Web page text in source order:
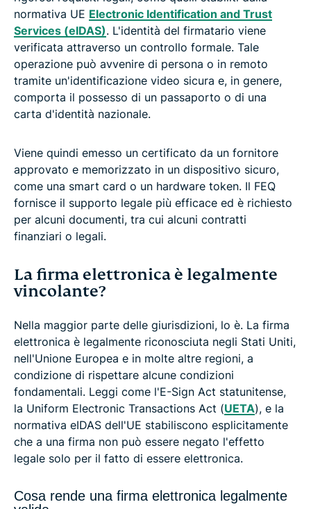
normativa UE Electronic Identification and Trust
Services (eIDAS). L'identità del firmatario viene
verificata attraverso un controllo formale. Tale
operazione può avvenire di persona o in remoto
tramite un'identificazione video sicura e, in genere,
comporta il possesso di un passaporto o di una
carta d'identità nazionale.
Viene quindi emesso un certificato da un fornitore
approvato e memorizzato in un dispositivo sicuro,
come una smart card o un hardware token. Il FEQ
fornisce il supporto legale più efficace ed è richiesto
per alcuni documenti, tra cui alcuni contratti
finanziari o legali.
La firma elettronica è legalmente
vincolante?
Nella maggior parte delle giurisdizioni, lo è. La firma
elettronica è legalmente riconosciuta negli Stati Uniti,
nell'Unione Europea e in molte altre regioni, a
condizione di rispettare alcune condizioni
fondamentali. Leggi come l'E-Sign Act statunitense,
la Uniform Electronic Transactions Act (UETA), e la
normativa eIDAS dell'UE stabiliscono esplicitamente
che a una firma non può essere negato l'effetto
legale solo per il fatto di essere elettronica.
Cosa rende una firma elettronica legalmente